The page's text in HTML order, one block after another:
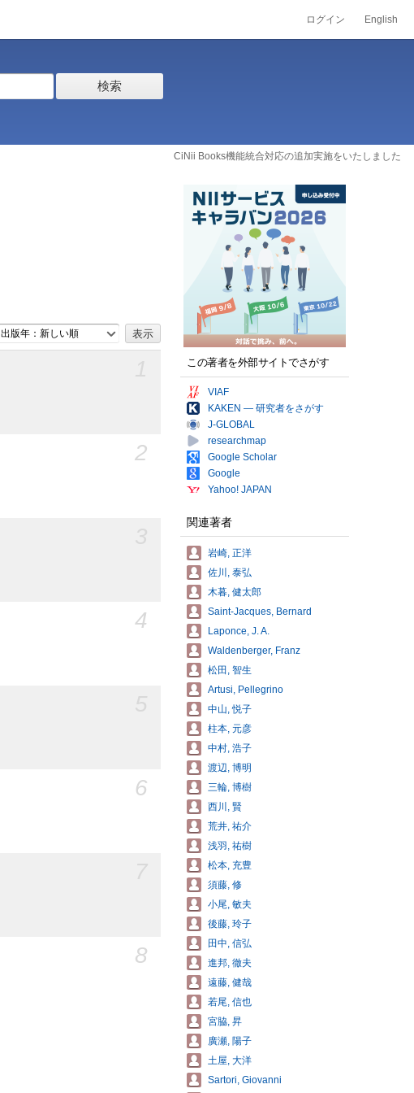
ログイン English
検索
CiNii Books機能統合対応の追加実施をいたしました
出版年：新しい順
2
4
6
8
この著者を外部サイトでさがす
VIAF
KAKEN — 研究者をさがす
J-GLOBAL
researchmap
Google Scholar
Google
Yahoo! JAPAN
関連著者
岩崎, 正洋
佐川, 泰弘
木暮, 健太郎
Saint-Jacques, Bernard
Laponce, J. A.
Waldenberger, Franz
松田, 智生
Artusi, Pellegrino
中山, 悦子
柱本, 元彦
中村, 浩子
渡辺, 博明
三輪, 博樹
西川, 賢
荒井, 祐介
浅羽, 祐樹
松本, 充豊
須藤, 修
小尾, 敏夫
後藤, 玲子
田中, 信弘
進邦, 徹夫
遠藤, 健哉
若尾, 信也
宮脇, 昇
廣瀬, 陽子
土屋, 大洋
Sartori, Giovanni